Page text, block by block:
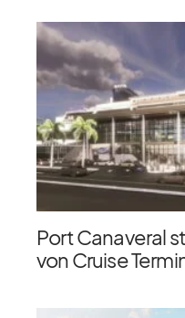
Port Canaveral
von Cruise